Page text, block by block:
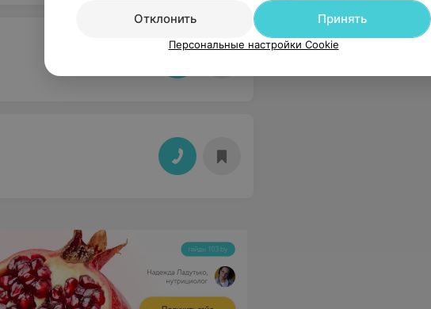
Отклонить
Принять
Персональные настройки Cookie